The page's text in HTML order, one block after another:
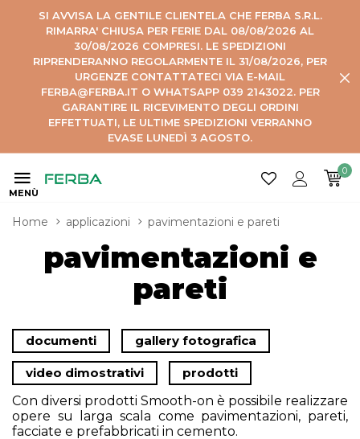
SI AVVISA LA GENTILE CLIENTELA CHE FERBA S.R.L.
RIMARRA' CHIUSA PER FERIE DAL 08/08/2026 AL
30/08/2026 COMPRESI. LE SPEDIZIONI
RIPRENDERANNO REGOLARMENTE IL 31/08/2026, PER
URGENZE CONTATTATECI VIA E-MAIL
FERBA@FERBA.IT O WHATSAPP 039 2143022. PER
GARANTIRE IL RICEVIMENTO DEGLI ORDINI
EFFETTUATI, LE ULTIME SPEDIZIONI VERRANNO
EVASE LUNEDÌ 3 AGOSTO.
MENÙ
0
Home applicazioni pavimentazioni e pareti
pavimentazioni e
pareti
documenti gallery fotografica
video dimostrativi
prodotti
Con diversi prodotti Smooth-on è possibile realizzare
opere su larga scala come pavimentazioni, pareti,
facciate e prefabbricati in cemento.